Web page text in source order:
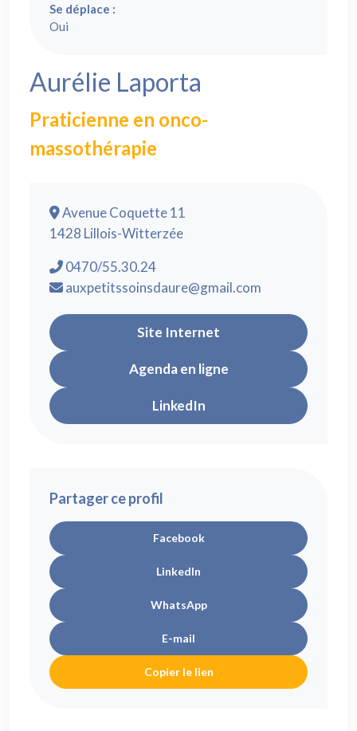
Se déplace :
Oui
Aurélie Laporta
Praticienne en onco-
massothérapie
Avenue Coquette 11
1428 Lillois-Witterzée
0470/55.30.24
auxpetitssoinsdaure@gmail.com
Site Internet
Agenda en ligne
LinkedIn
Partager ce profil
Facebook
LinkedIn
WhatsApp
E-mail
Copier le lien